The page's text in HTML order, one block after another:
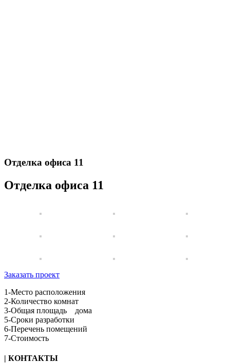
Отделка офиса 11
Отделка офиса 11
Заказать проект
1-Место расположения
2-Количество комнат
3-Общая площадь дома
5-Сроки разработки
6-Перечень помещений
7-Стоимость
| КОНТАКТЫ